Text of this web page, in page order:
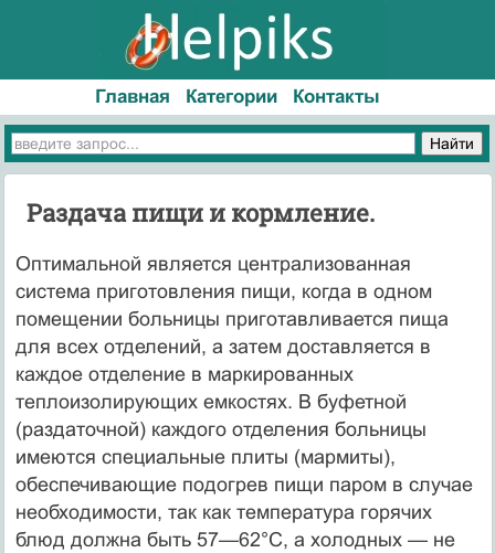
Главная Категории Контакты
Раздача пищи и кормление.
Оптимальной является централизованная
система приготовления пищи, когда в одном
помещении больницы приготавливается пища
для всех отделений, а затем доставляется в
каждое отделение в маркированных
теплоизолирующих емкостях. В буфетной
(раздаточной) каждого отделения больницы
имеются специальные плиты (мармиты),
обеспечивающие подогрев пищи паром в случае
необходимости, так как температура горячих
блюд должна быть 57—62°С, а холодных — не